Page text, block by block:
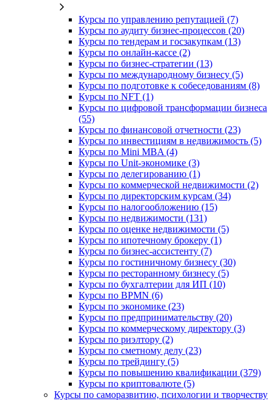
Курсы по управлению репутацией (7)
Курсы по аудиту бизнес-процессов (20)
Курсы по тендерам и госзакупкам (13)
Курсы по онлайн-кассе (2)
Курсы по бизнес-стратегии (13)
Курсы по международному бизнесу (5)
Курсы по подготовке к собеседованиям (8)
Курсы по NFT (1)
Курсы по цифровой трансформации бизнеса
(55)
Курсы по финансовой отчетности (23)
Курсы по инвестициям в недвижимость (5)
Курсы по Mini MBA (4)
Курсы по Unit-экономике (3)
Курсы по делегированию (1)
Курсы по коммерческой недвижимости (2)
Курсы по директорским курсам (34)
Курсы по налогообложению (15)
Курсы по недвижимости (131)
Курсы по оценке недвижимости (5)
Курсы по ипотечному брокеру (1)
Курсы по бизнес-ассистенту (7)
Курсы по гостиничному бизнесу (30)
Курсы по ресторанному бизнесу (5)
Курсы по бухгалтерии для ИП (10)
Курсы по BPMN (6)
Курсы по экономике (23)
Курсы по предпринимательству (20)
Курсы по коммерческому директору (3)
Курсы по риэлтору (2)
Курсы по сметному делу (23)
Курсы по трейдингу (5)
Курсы по повышению квалификации (379)
Курсы по криптовалюте (5)
Курсы по саморазвитию, психологии и творчеству